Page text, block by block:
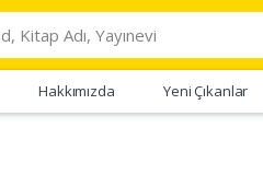
Hakkımızda Yeni Çıkanlar